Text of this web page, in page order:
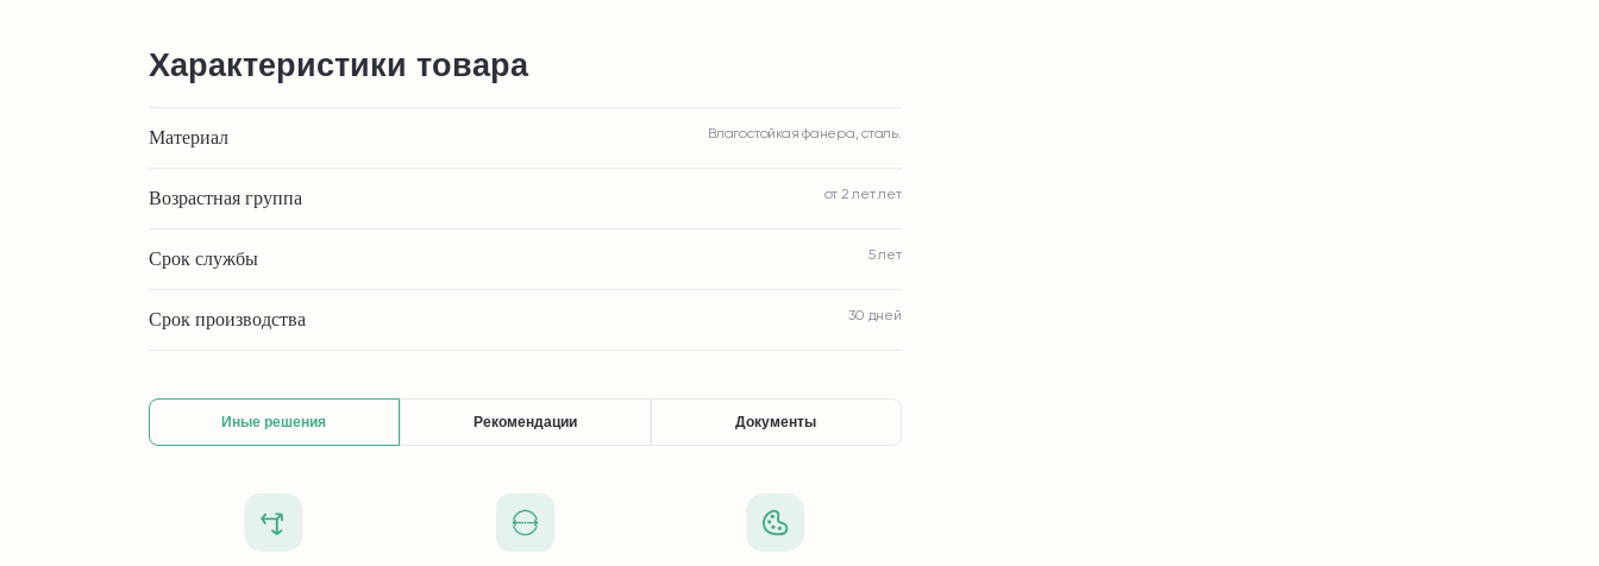
Характеристики товара
Материал Влагостойкая фанера, сталь.
Возрастная группа от 2 лет лет
Срок службы 5 лет
Срок производства 30 дней
Иные решения Рекомендации Документы